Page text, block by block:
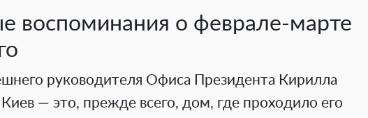
воспоминания о феврале-марте
руководителя Офиса Президента Кирилла
Киев — это, прежде всего, дом, где проходило его